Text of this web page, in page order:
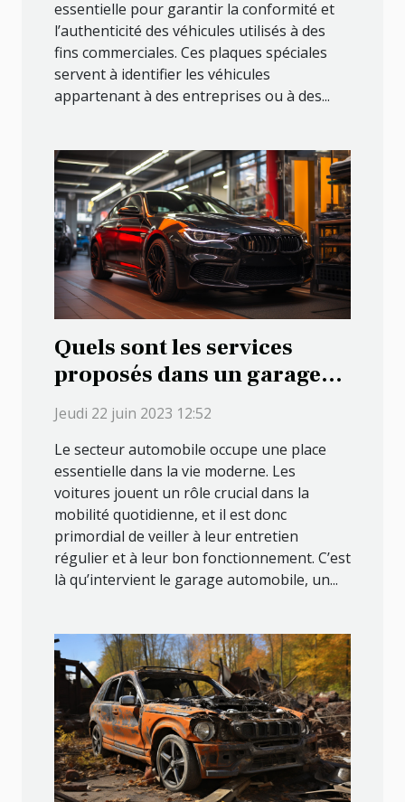
essentielle pour garantir la conformité et
l’authenticité des véhicules utilisés à des
fins commerciales. Ces plaques spéciales
servent à identifier les véhicules
appartenant à des entreprises ou à des...
Quels sont les services
proposés dans un garage
automobile ?
Jeudi 22 juin 2023 12:52
Le secteur automobile occupe une place
essentielle dans la vie moderne. Les
voitures jouent un rôle crucial dans la
mobilité quotidienne, et il est donc
primordial de veiller à leur entretien
régulier et à leur bon fonctionnement. C’est
là qu’intervient le garage automobile, un...